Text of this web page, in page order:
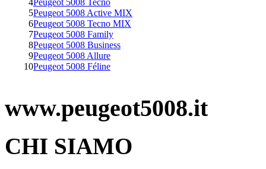
4Peugeot 5008 Tecno
5Peugeot 5008 Active MIX
6Peugeot 5008 Tecno MIX
7Peugeot 5008 Family
8Peugeot 5008 Business
9Peugeot 5008 Allure
10Peugeot 5008 Féline
www.peugeot5008.it
CHI SIAMO